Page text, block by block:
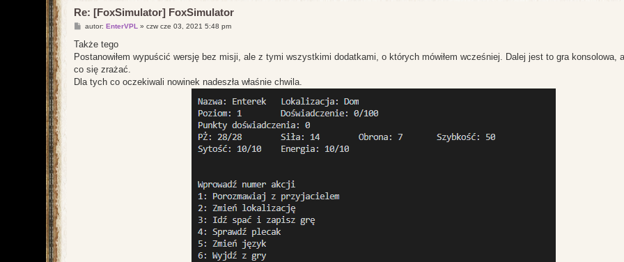
Re: [FoxSimulator] FoxSimulator
P
s
autor: EnterVPL » czw cze 03, 2021 5:48 pm
Także tego
Postanowiłem wypuścić wersję bez misji, ale z tymi wszystkimi dodatkami, o których mówiłem wcześniej. Dalej jest to gra konsolowa,
co się zrażać.
Dla tych co oczekiwali nowinek nadeszła właśnie chwila.